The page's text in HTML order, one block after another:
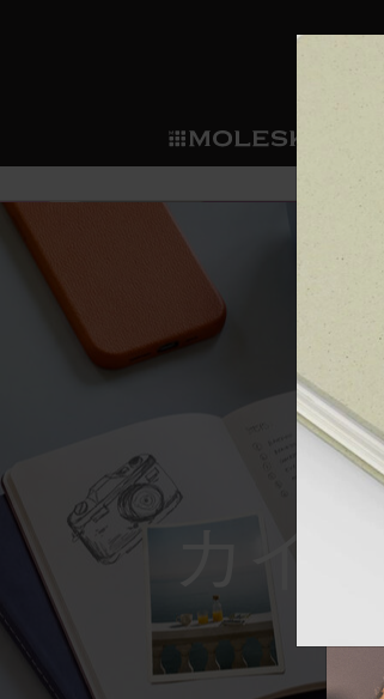
新商品
ノートブック
サブカテゴリ
モレスキンス
サブカテゴリ
ライティングツ
サブカテゴリ
限定版ノート
バッグ
サブカテゴリ
ギフト
サブカテゴリ
すべて見る
スマートライ
サブカテゴリ
モレスキンス
アプリ・サー
サブカテゴリ
カスタムダイ
カスタムノー
和紙テープ
ミニノートブ
別注＆コーポ
モレスキンメ
我々の歴史
モレスキンの
ペンと紙の力
持続可能な創
今すぐメンバ
ウェルカムオファ
通常特典: パーソナ
バースデー特典: 1
先行プレビュー:
伝説的なお得情報:
セールへの早期ア
モレスキン限定イ
返品期間の延長: 1
Reframe